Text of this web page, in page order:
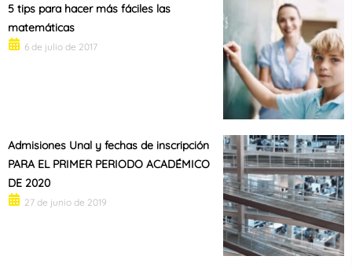
5 tips para hacer más fáciles las
matemáticas
6 de julio de 2017
Admisiones Unal y fechas de inscripción
PARA EL PRIMER PERIODO ACADÉMICO
DE 2020
27 de junio de 2019